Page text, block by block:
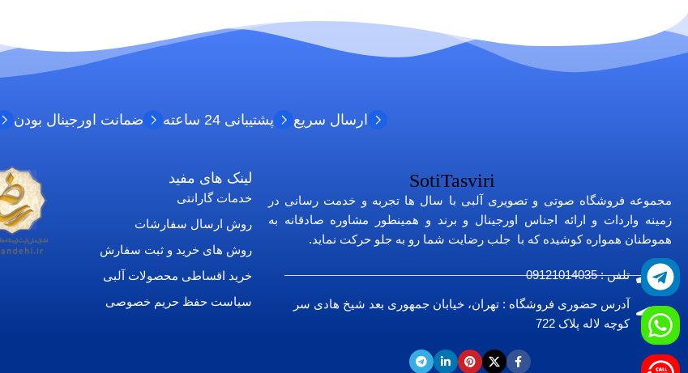
ارسال سریع پشتیبانی 24 ساعته ضمانت اورجینال بودن
مجموعه فروشگاه صوتی و تصویری آلبی با سال ها تجربه و خدمت رسانی در
زمینه واردات و ارائه اجناس اورجینال و برند و همینطور مشاوره صادقانه به
هموطنان همواره کوشیده که با جلب رضایت شما رو به جلو حرکت نماید.
تلفن : 09121014035
آدرس حضوری فروشگاه : تهران، خیابان جمهوری بعد شیخ هادی سر
کوچه لاله پلاک 722
لینک های مفید
خدمات گارانتی
روش ارسال سفارشات
روش های خرید و ثبت سفارش
خرید اقساطی محصولات آلبی
سیاست حفظ حریم خصوصی